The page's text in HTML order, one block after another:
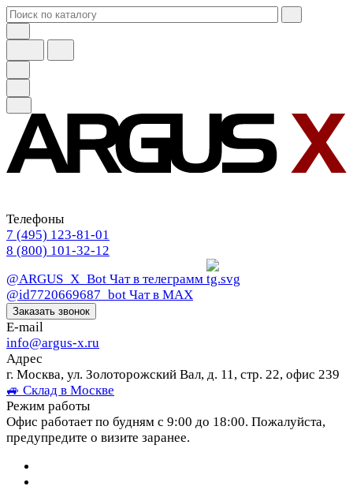
Телефоны
7 (495) 123-81-01
8 (800) 101-32-12
@ARGUS_X_Bot Чат в телеграмм
@id7720669687_bot Чат в МАХ
Заказать звонок
E-mail
info@argus-x.ru
Адрес
г. Москва, ул. Золоторожский Вал, д. 11, стр. 22, офис 239
🚙 Склад в Москве
Режим работы
Офис работает по будням с 9:00 до 18:00. Пожалуйста,
предупредите о визите заранее.